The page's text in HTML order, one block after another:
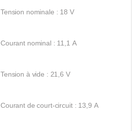
Tension nominale : 18 V
Courant nominal : 11,1 A
Tension à vide : 21,6 V
Courant de court-circuit : 13,9 A